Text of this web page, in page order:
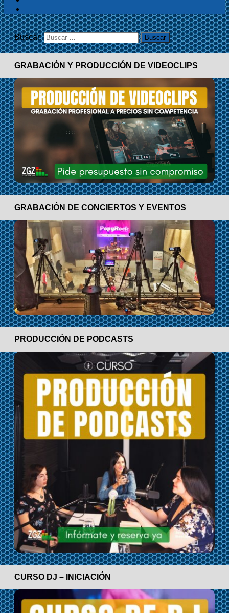
Buscar:
GRABACIÓN Y PRODUCCIÓN DE VIDEOCLIPS
GRABACIÓN DE CONCIERTOS Y EVENTOS
PRODUCCIÓN DE PODCASTS
CURSO DJ – INICIACIÓN